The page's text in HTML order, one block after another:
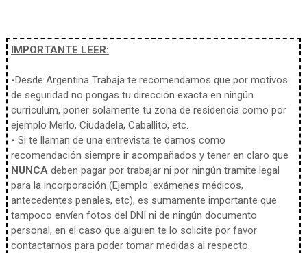
IMPORTANTE LEER:
-Desde Argentina Trabaja te recomendamos que por motivos
de seguridad no pongas tu dirección exacta en ningún
curriculum, poner solamente tu zona de residencia como por
ejemplo Merlo, Ciudadela, Caballito, etc.
- Si te llaman de una entrevista te damos como
recomendación siempre ir acompañados y tener en claro que
NUNCAdeben pagar por trabajar ni por ningún tramite legal
para la incorporación (Ejemplo: exámenes médicos,
antecedentes penales, etc), es sumamente importante que
tampoco envíen fotos del DNI ni de ningún documento
personal, en el caso que alguien te lo solicite por favor
contactarnos para poder tomar medidas al respecto.